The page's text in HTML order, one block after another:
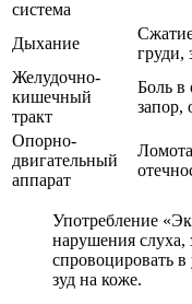
система
Дыхание
груди,
Желудочно-
кишечный
тракт
Боль в
запор,
Опорно-
двигательный
аппарат
Употребление
нарушения слуха,
спровоцировать
зуд на коже.